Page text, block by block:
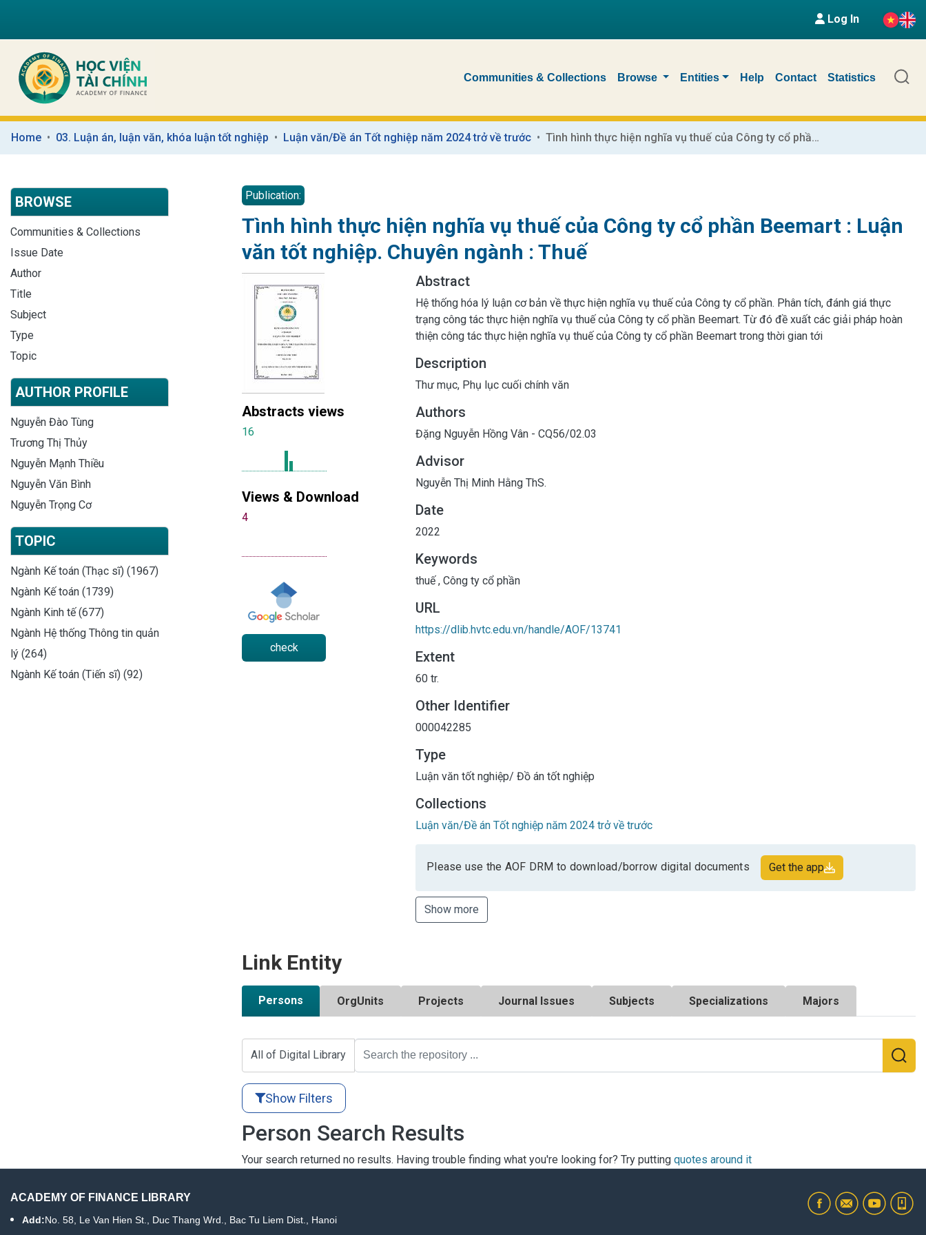
Log In
Communities & Collections Browse Entities Help Contact Statistics
Home 03. Luận án, luận văn, khóa luận tốt nghiệp Luận văn/Đề án Tốt nghiệp năm 2024 trở về trước Tình hình thực hiện nghĩa vụ thuế của Công ty cổ phần Beemart : Luận văn tốt nghiệp. Chuyên ngành : Thuế
BROWSE
Communities & Collections
Issue Date
Author
Title
Subject
Type
Topic
AUTHOR PROFILE
Nguyễn Đào Tùng
Trương Thị Thủy
Nguyễn Mạnh Thiều
Nguyễn Văn Bình
Nguyễn Trọng Cơ
TOPIC
Ngành Kế toán (Thạc sĩ) (1967)
Ngành Kế toán (1739)
Ngành Kinh tế (677)
Ngành Hệ thống Thông tin quản
lý (264)
Ngành Kế toán (Tiến sĩ) (92)
Publication:
Tình hình thực hiện nghĩa vụ thuế của Công ty cổ phần Beemart : Luận
văn tốt nghiệp. Chuyên ngành : Thuế
Abstracts views
16
Views & Download
4
check
Abstract
Hệ thống hóa lý luận cơ bản về thực hiện nghĩa vụ thuế của Công ty cổ phần. Phân tích, đánh giá thực
trạng công tác thực hiện nghĩa vụ thuế của Công ty cổ phần Beemart. Từ đó đề xuất các giải pháp hoàn
thiện công tác thực hiện nghĩa vụ thuế của Công ty cổ phần Beemart trong thời gian tới
Description
Thư mục, Phụ lục cuối chính văn
Authors
Đặng Nguyễn Hồng Vân - CQ56/02.03
Advisor
Nguyễn Thị Minh Hằng ThS.
Date
2022
Keywords
thuế, Công ty cổ phần
URL
https://dlib.hvtc.edu.vn/handle/AOF/13741
Extent
60 tr.
Other Identifier
000042285
Type
Luận văn tốt nghiệp/ Đồ án tốt nghiệp
Collections
Luận văn/Đề án Tốt nghiệp năm 2024 trở về trước
Please use the AOF DRM to download/borrow digital documents Get the app
Show more
Link Entity
Persons OrgUnits Projects Journal Issues Subjects Specializations Majors
All of Digital Library
Show Filters
Person Search Results
Your search returned no results. Having trouble finding what you're looking for? Try putting quotes around it
ACADEMY OF FINANCE LIBRARY
Add:No. 58, Le Van Hien St., Duc Thang Wrd., Bac Tu Liem Dist., Hanoi